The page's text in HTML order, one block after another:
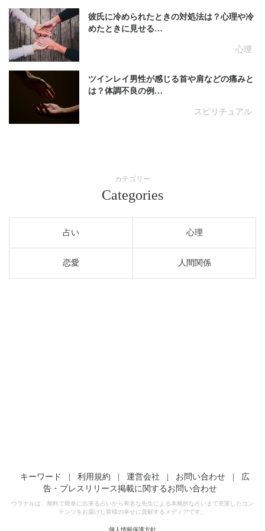
心理
彼氏に冷められたときの対処法は？心理や冷
めたときに見せる…
スピリチュアル
ツインレイ男性が感じる首や肩などの痛みと
は？体調不良の例…
カテゴリー
Categories
占い 心理
恋愛 人間関係
キーワード | 利用規約 | 運営会社 | お問い合わせ |
広
告・プレスリリース掲載に関するお問い合わせ
ウラナルは、無料で簡単に出来る占いから有名な先生による本格的な占いまで充実したコン
テンツをお届けし皆様の幸せに貢献するメディアです。
個人情報保護方針